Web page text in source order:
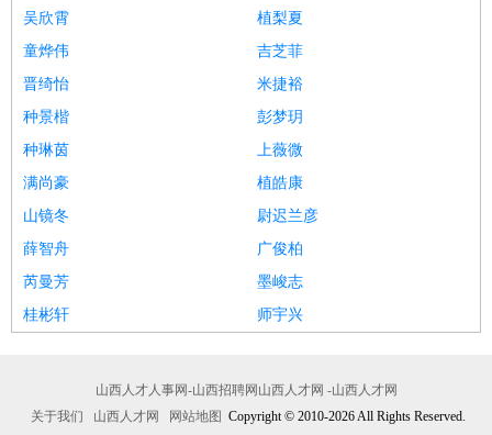
吴欣霄
植梨夏
童烨伟
吉芝菲
晋绮怡
米捷裕
种景楷
彭梦玥
种琳茵
上薇微
满尚豪
植皓康
山镜冬
尉迟兰彦
薛智舟
广俊柏
芮曼芳
墨峻志
桂彬轩
师宇兴
山西人才人事网-山西招聘网山西人才网 -山西人才网
关于我们
山西人才网 网站地图 Copyright © 2010-2026 All Rights Reserved.